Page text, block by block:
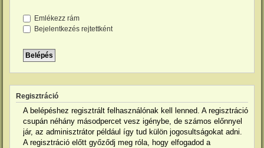
Emlékezz rám
Bejelentkezés rejtettként
Regisztráció
A belépéshez regisztrált felhasználónak kell lenned. A regisztráció
csupán néhány másodpercet vesz igénybe, de számos előnnyel
jár, az adminisztrátor például így tud külön jogosultságokat adni.
A regisztráció előtt győződj meg róla, hogy elfogadod a